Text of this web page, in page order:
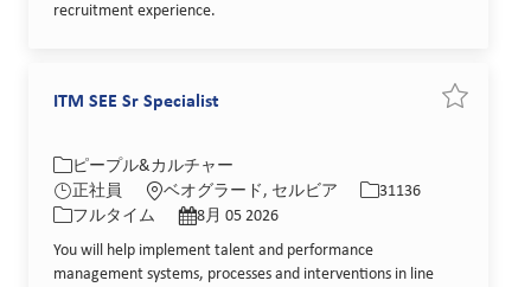
recruitment experience.
ITM SEE Sr Specialist
カテゴリー
ピープル&カルチャー
正社員
場所
ベオグラード, セルビア
31136
役職
フルタイム
投稿日
8月 05 2026
You will help implement talent and performance
management systems, processes and interventions in line